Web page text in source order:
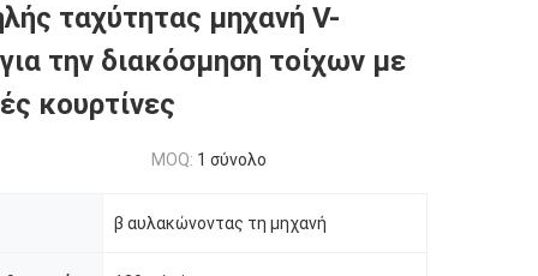
ταχύτητας μηχανή V-
την διακόσμηση τοίχων με
κουρτίνες
MOQ: 1 σύνολο
β αυλακώνοντας τη μηχανή